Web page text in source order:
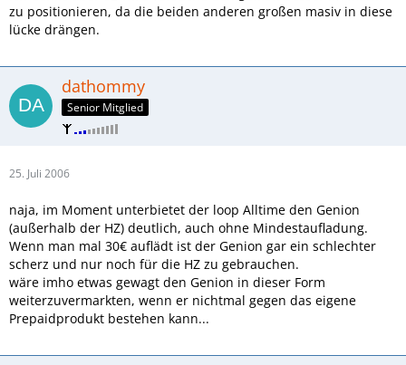
zu positionieren, da die beiden anderen großen masiv in diese
lücke drängen.
dathommy
Senior Mitglied
25. Juli 2006
naja, im Moment unterbietet der loop Alltime den Genion
(außerhalb der HZ) deutlich, auch ohne Mindestaufladung.
Wenn man mal 30€ auflädt ist der Genion gar ein schlechter
scherz und nur noch für die HZ zu gebrauchen.
wäre imho etwas gewagt den Genion in dieser Form
weiterzuvermarkten, wenn er nichtmal gegen das eigene
Prepaidprodukt bestehen kann...